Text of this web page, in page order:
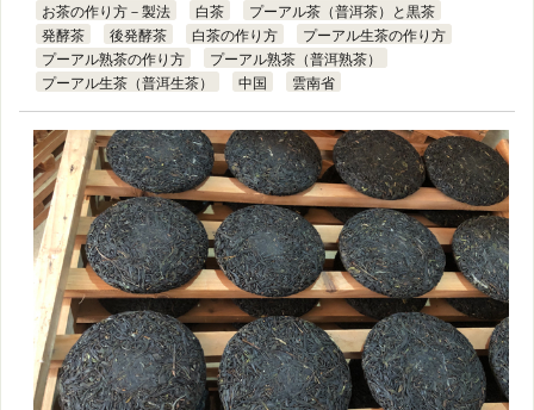
お茶の作り方－製法 白茶
プーアル茶（普洱茶）と黒茶
発酵茶
後発酵茶 白茶の作り方
プーアル生茶の作り方
プーアル熟茶の作り方
プーアル熟茶（普洱熟茶）
プーアル生茶（普洱生茶）
中国 雲南省